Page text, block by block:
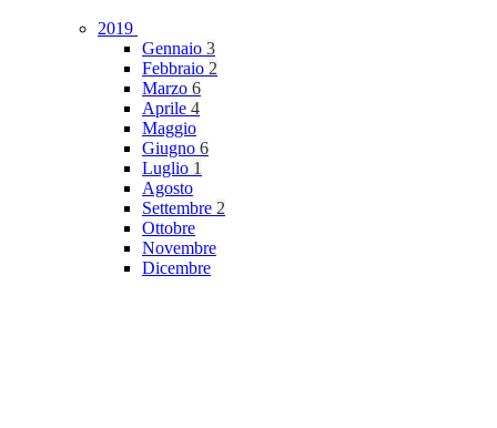
2019
Gennaio 3
Febbraio 2
Marzo 6
Aprile 4
Maggio
Giugno 6
Luglio 1
Agosto
Settembre 2
Ottobre
Novembre
Dicembre